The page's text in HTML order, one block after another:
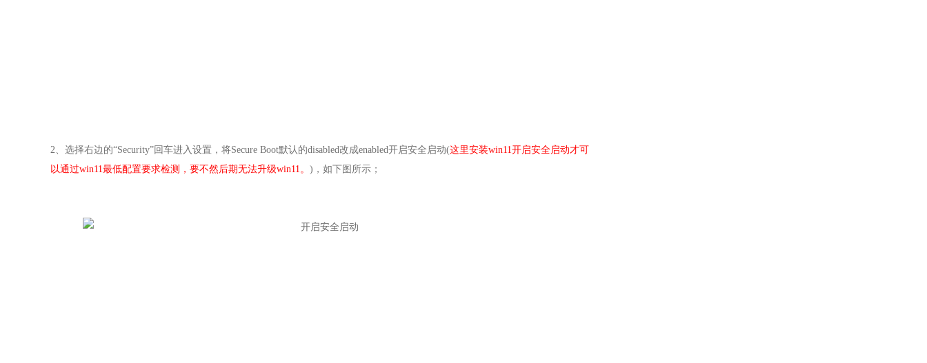
2、 选择右边的“Security”回车进入设置，将Secure Boot默认的disabled改成enabled开启安全启动(这里安装win11开启安全启动才可
以通过win11最低配置要求检测，要不然后期无法升级win11。 )，如下图所示；